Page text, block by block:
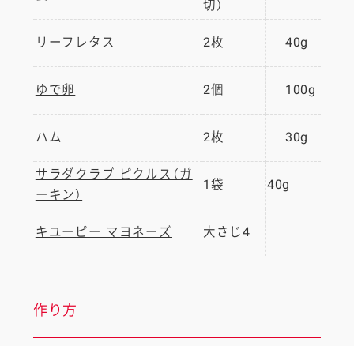
切）
リーフレタス 2枚 40g
ゆで卵 2個 100g
ハム 2枚 30g
サラダクラブ ピクルス（ガ
ーキン）
1袋 40g
キユーピー マヨネーズ 大さじ4
作り方